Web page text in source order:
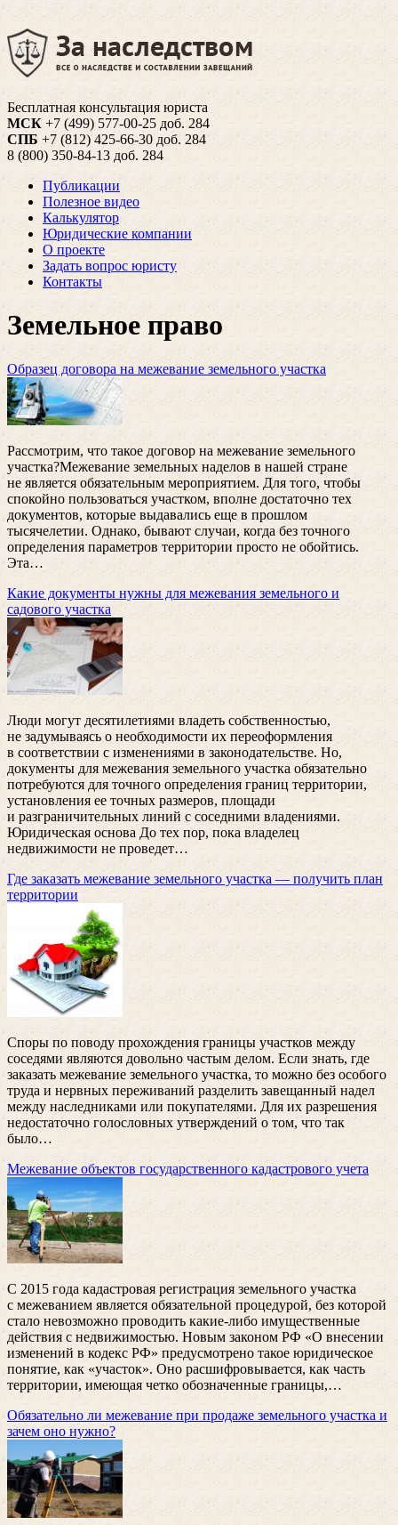
Бесплатная консультация юриста
МСК +7 (499) 577-00-25 доб. 284
СПБ +7 (812) 425-66-30 доб. 284
8 (800) 350-84-13 доб. 284
Публикации
Полезное видео
Калькулятор
Юридические компании
О проекте
Задать вопрос юристу
Контакты
Земельное право
Образец договора на межевание земельного участка
Рассмотрим, что такое договор на межевание земельного
участка?Межевание земельных наделов в нашей стране
не является обязательным мероприятием. Для того, чтобы
спокойно пользоваться участком, вполне достаточно тех
документов, которые выдавались еще в прошлом
тысячелетии. Однако, бывают случаи, когда без точного
определения параметров территории просто не обойтись.
Эта…
Какие документы нужны для межевания земельного и
садового участка
Люди могут десятилетиями владеть собственностью,
не задумываясь о необходимости их переоформления
в соответствии с изменениями в законодательстве. Но,
документы для межевания земельного участка обязательно
потребуются для точного определения границ территории,
установления ее точных размеров, площади
и разграничительных линий с соседними владениями.
Юридическая основа До тех пор, пока владелец
недвижимости не проведет…
Где заказать межевание земельного участка — получить план
территории
Споры по поводу прохождения границы участков между
соседями являются довольно частым делом. Если знать, где
заказать межевание земельного участка, то можно без особого
труда и нервных переживаний разделить завещанный надел
между наследниками или покупателями. Для их разрешения
недостаточно голословных утверждений о том, что так
было…
Межевание объектов государственного кадастрового учета
С 2015 года кадастровая регистрация земельного участка
с межеванием является обязательной процедурой, без которой
стало невозможно проводить какие-либо имущественные
действия с недвижимостью. Новым законом РФ «О внесении
изменений в кодекс РФ» предусмотрено такое юридическое
понятие, как «участок». Оно расшифровывается, как часть
территории, имеющая четко обозначенные границы,…
Обязательно ли межевание при продаже земельного участка и
зачем оно нужно?